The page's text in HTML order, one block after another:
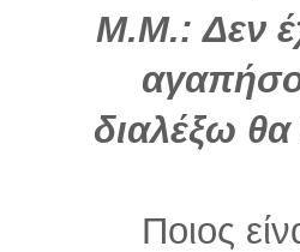
Μ.Μ.: Δεν
διαλέξω
Ποιος